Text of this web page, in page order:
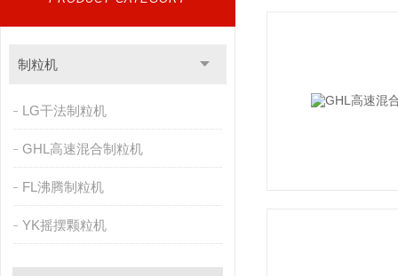
制粒机
LG干法制粒机
GHL高速混合制粒机
FL沸腾制粒机
YK摇摆颗粒机